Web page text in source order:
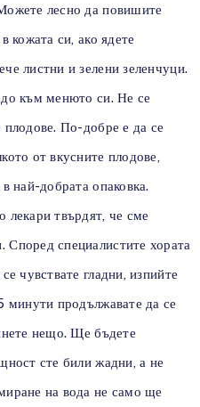
лесно да повишите
кожата си, ако ядете
листни и зелени зеленчуци.
към менюто си. Не се
плодове. По-добре е да се
от вкусните плодове,
най-добрата опаковка.
лекари твърдят, че сме
Според специалистите хората
чувствате гладни, изпийте
минути продължавате да се
нещо. Ще бъдете
сте били жадни, а не
на вода не само ще